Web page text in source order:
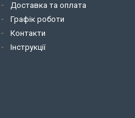
Доставка та оплата
Графік роботи
Контакти
Інструкції